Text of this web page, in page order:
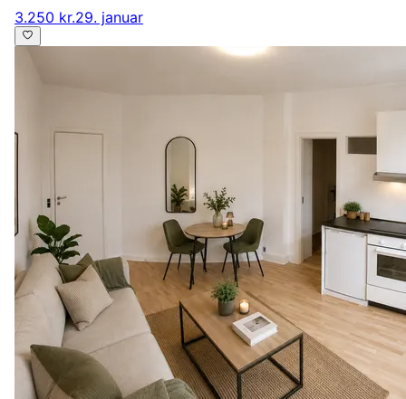
3.250 kr.29. januar